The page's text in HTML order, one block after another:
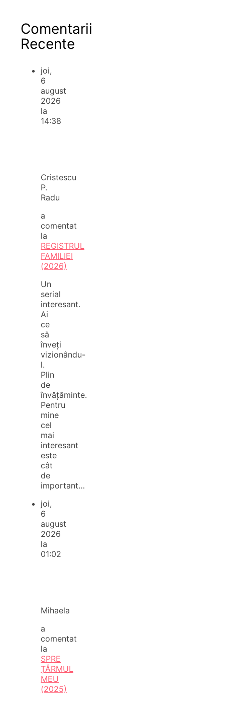
Comentarii
Recente
joi,
6
august
2026
la
14:38
Cristescu
P.
Radu
a
comentat
la
REGISTRUL
FAMILIEI
(2026)
Un
serial
interesant.
Ai
ce
să
înveți
vizionându-
l.
Plin
de
învățăminte.
Pentru
mine
cel
mai
interesant
este
cât
de
important…
joi,
6
august
2026
la
01:02
Mihaela
a
comentat
la
SPRE
ȚĂRMUL
MEU
(2025)